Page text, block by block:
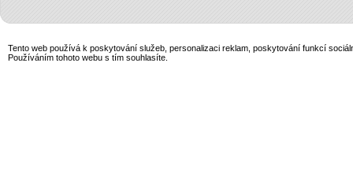
Tento web používá k poskytování služeb, personalizaci reklam, poskytování funkcí
Používáním tohoto webu s tím souhlasíte.